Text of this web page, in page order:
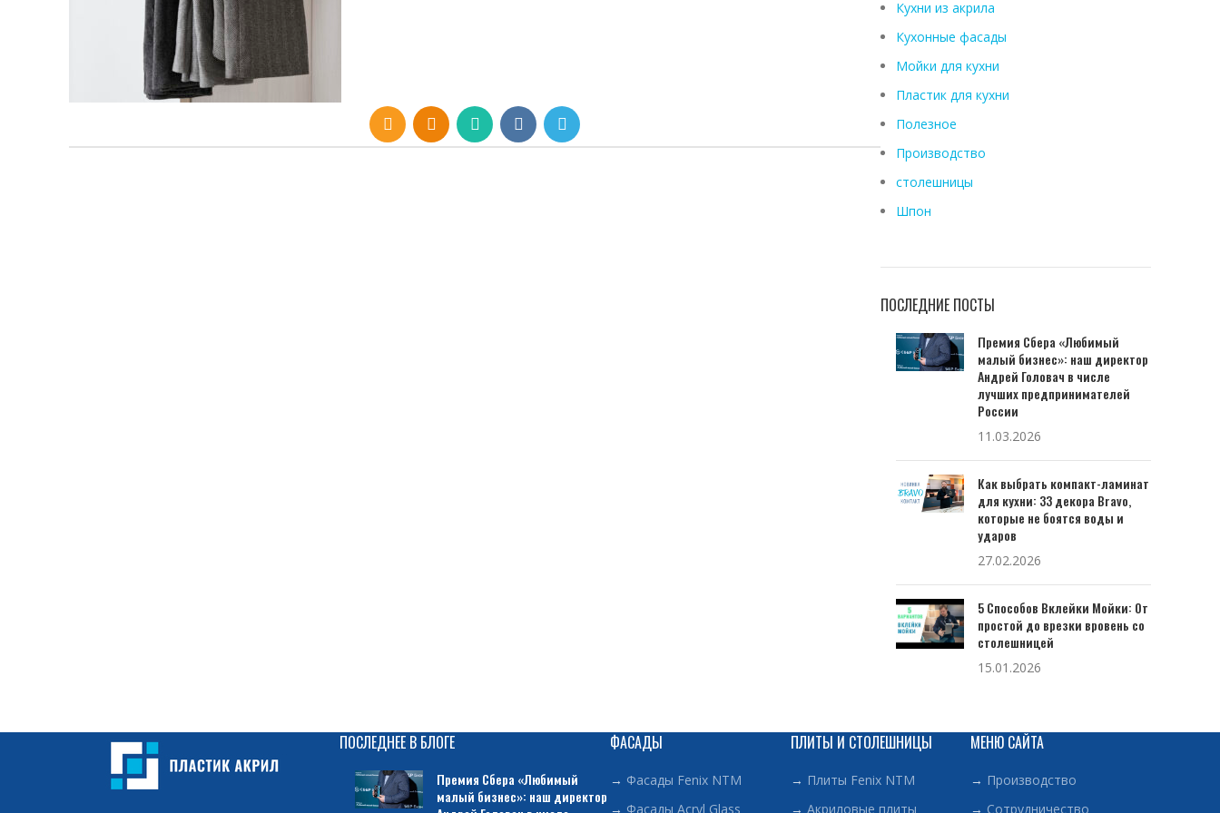
Кухни из акрила
Кухонные фасады
Мойки для кухни
Пластик для кухни
Полезное
Производство
столешницы
Шпон
ПОСЛЕДНИЕ ПОСТЫ
Премия Сбера «Любимый
малый бизнес»: наш директор
Андрей Головач в числе
лучших предпринимателей
России
11.03.2026
Как выбрать компакт-ламинат
для кухни: 33 декора Bravo,
которые не боятся воды и
ударов
27.02.2026
5 Способов Вклейки Мойки: От
простой до врезки вровень со
столешницей
15.01.2026
ПОСЛЕДНЕЕ В БЛОГЕ
Премия Сбера «Любимый
малый бизнес»: наш директор
ФАСАДЫ
→ Фасады Fenix NTM
→ Фасады Acryl Glass
ПЛИТЫ И СТОЛЕШНИЦЫ
→ Плиты Fenix NTM
→ Акриловые плиты
МЕНЮ САЙТА
→ Производство
→ Сотрудничество